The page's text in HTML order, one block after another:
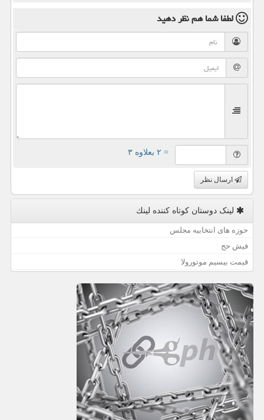
لطفا شما همنظر دهید
= ۲ بعلاوه ۳
ارسال نظر
لینک دوستان كوتاه كننده لینك
حوزه های انتخابیه مجلس
فیش حج
قیمت بیسیم موتورولا